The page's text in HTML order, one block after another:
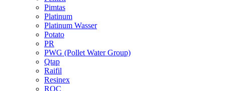
Pimtas
Platinum
Platinum Wasser
Potato
PR
PWG (Pollet Water Group)
Qtap
Raifil
Resinex
ROC